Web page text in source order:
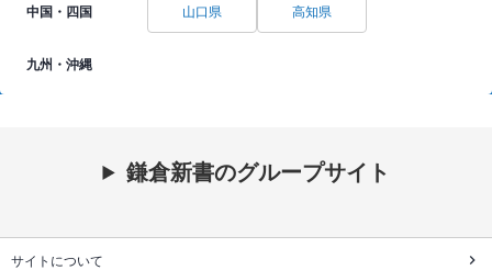
中国・四国 山口県 高知県
九州・沖縄
鎌倉新書のグループサイト
サイトについて